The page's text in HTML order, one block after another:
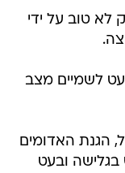
לא טוב על ידי
לשמיים מצב
הגנת האדומים
ובעט